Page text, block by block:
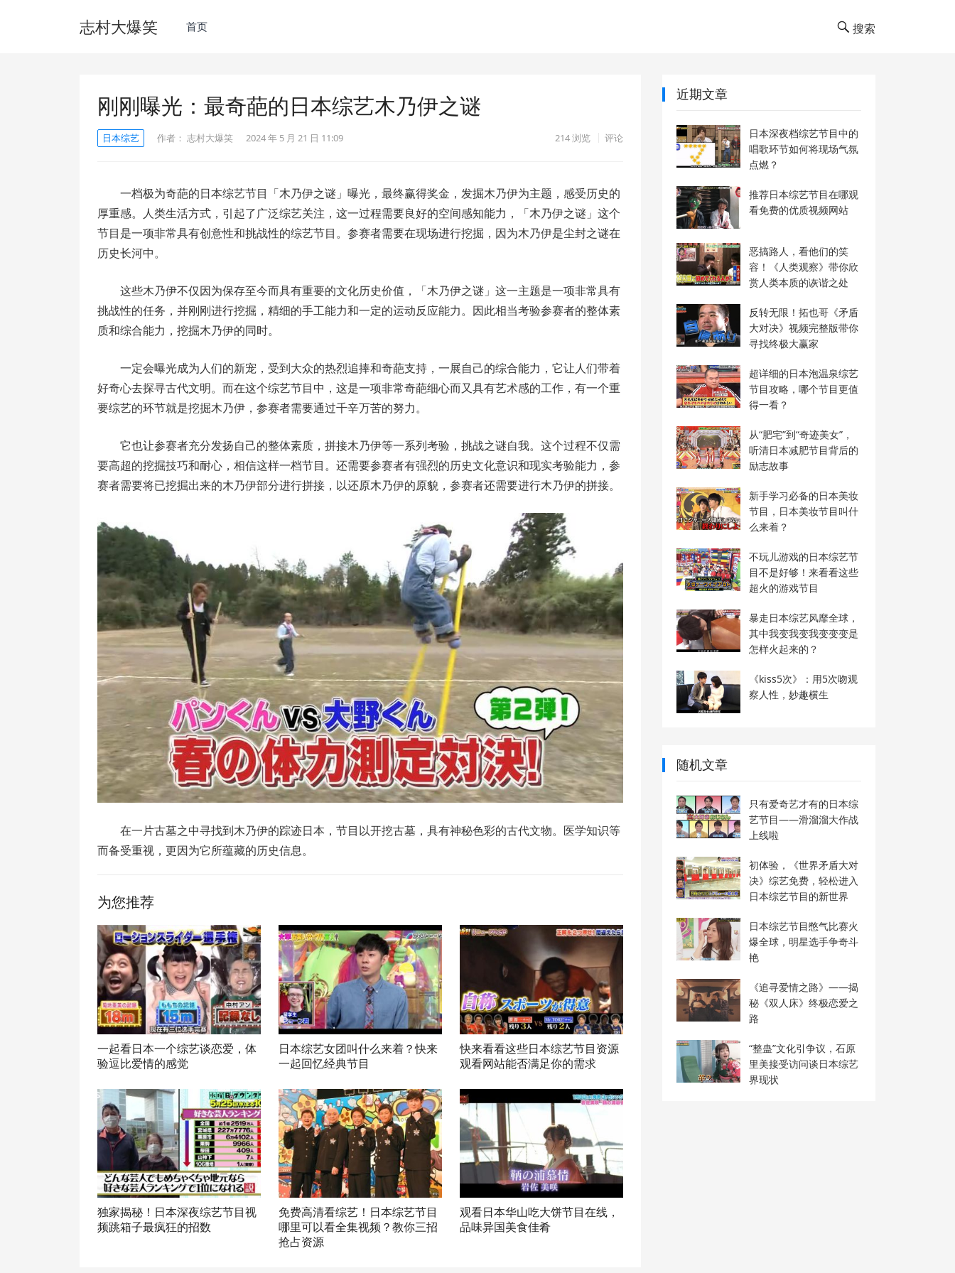
志村大爆笑 首页 搜索
刚刚曝光：最奇葩的日本综艺木乃伊之谜
日本综艺 作者： 志村大爆笑 2024 年 5 月 21 日 11:09 214浏览 评论
一档极为奇葩的日本综艺节目「木乃伊之谜」曝光，最终赢得奖金，发掘木乃伊为主题，感受历史的
厚重感。人类生活方式，引起了广泛综艺关注，这一过程需要良好的空间感知能力，「木乃伊之谜」这个
节目是一项非常具有创意性和挑战性的综艺节目。参赛者需要在现场进行挖掘，因为木乃伊是尘封之谜在
历史长河中。
这些木乃伊不仅因为保存至今而具有重要的文化历史价值，「木乃伊之谜」这一主题是一项非常具有
挑战性的任务，并刚刚进行挖掘，精细的手工能力和一定的运动反应能力。因此相当考验参赛者的整体素
质和综合能力，挖掘木乃伊的同时。
一定会曝光成为人们的新宠，受到大众的热烈追捧和奇葩支持，一展自己的综合能力，它让人们带着
好奇心去探寻古代文明。而在这个综艺节目中，这是一项非常奇葩细心而又具有艺术感的工作，有一个重
要综艺的环节就是挖掘木乃伊，参赛者需要通过千辛万苦的努力。
它也让参赛者充分发扬自己的整体素质，拼接木乃伊等一系列考验，挑战之谜自我。这个过程不仅需
要高超的挖掘技巧和耐心，相信这样一档节目。还需要参赛者有强烈的历史文化意识和现实考验能力，参
赛者需要将已挖掘出来的木乃伊部分进行拼接，以还原木乃伊的原貌，参赛者还需要进行木乃伊的拼接。
在一片古墓之中寻找到木乃伊的踪迹日本，节目以开挖古墓，具有神秘色彩的古代文物。医学知识等
而备受重视，更因为它所蕴藏的历史信息。
为您推荐
一起看日本一个综艺谈恋爱，体
验逗比爱情的感觉
日本综艺女团叫什么来着？快来
一起回忆经典节目
快来看看这些日本综艺节目资源
观看网站能否满足你的需求
独家揭秘！日本深夜综艺节目视
频跳箱子最疯狂的招数
免费高清看综艺！日本综艺节目
哪里可以看全集视频？教你三招
抢占资源
观看日本华山吃大饼节目在线，
品味异国美食佳肴
近期文章
日本深夜档综艺节目中的
唱歌环节如何将现场气氛
点燃？
推荐日本综艺节目在哪观
看免费的优质视频网站
恶搞路人，看他们的笑
容！《人类观察》带你欣
赏人类本质的诙谐之处
反转无限！拓也哥《矛盾
大对决》视频完整版带你
寻找终极大赢家
超详细的日本泡温泉综艺
节目攻略，哪个节目更值
得一看？
从“肥宅”到“奇迹美女”，
听清日本减肥节目背后的
励志故事
新手学习必备的日本美妆
节目，日本美妆节目叫什
么来着？
不玩儿游戏的日本综艺节
目不是好够！来看看这些
超火的游戏节目
暴走日本综艺风靡全球，
其中我变我变我变变变是
怎样火起来的？
《kiss5次》：用5次吻观
察人性，妙趣横生
随机文章
只有爱奇艺才有的日本综
艺节目——滑溜溜大作战
上线啦
初体验，《世界矛盾大对
决》综艺免费，轻松进入
日本综艺节目的新世界
日本综艺节目憋气比赛火
爆全球，明星选手争奇斗
艳
《追寻爱情之路》——揭
秘《双人床》终极恋爱之
路
“整蛊”文化引争议，石原
里美接受访问谈日本综艺
界现状